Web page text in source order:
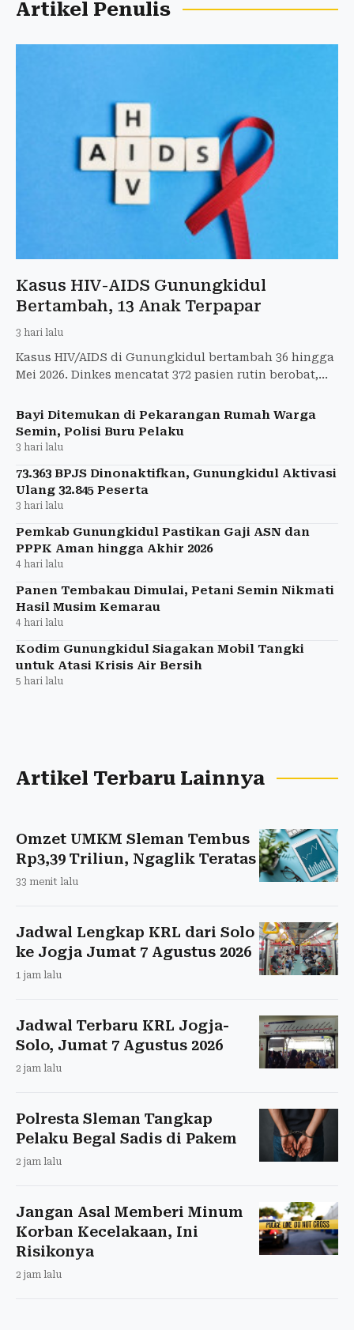
Artikel Penulis
Kasus HIV-AIDS Gunungkidul
Bertambah, 13 Anak Terpapar
3 hari lalu
Kasus HIV/AIDS di Gunungkidul bertambah 36 hingga
Mei 2026. Dinkes mencatat 372 pasien rutin berobat,
Bayi Ditemukan di Pekarangan Rumah Warga
Semin, Polisi Buru Pelaku
3 hari lalu
73.363 BPJS Dinonaktifkan, Gunungkidul Aktivasi
Ulang 32.845 Peserta
3 hari lalu
Pemkab Gunungkidul Pastikan Gaji ASN dan
PPPK Aman hingga Akhir 2026
4 hari lalu
Panen Tembakau Dimulai, Petani Semin Nikmati
Hasil Musim Kemarau
4 hari lalu
Kodim Gunungkidul Siagakan Mobil Tangki
untuk Atasi Krisis Air Bersih
5 hari lalu
Artikel Terbaru Lainnya
Omzet UMKM Sleman Tembus
Rp3,39 Triliun, Ngaglik Teratas
33 menit lalu
Jadwal Lengkap KRL dari Solo
ke Jogja Jumat 7 Agustus 2026
1 jam lalu
Jadwal Terbaru KRL Jogja-
Solo, Jumat 7 Agustus 2026
2 jam lalu
Polresta Sleman Tangkap
Pelaku Begal Sadis di Pakem
2 jam lalu
Jangan Asal Memberi Minum
Korban Kecelakaan, Ini
Risikonya
2 jam lalu